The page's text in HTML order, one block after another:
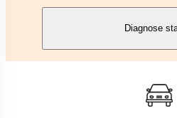
Diagnose